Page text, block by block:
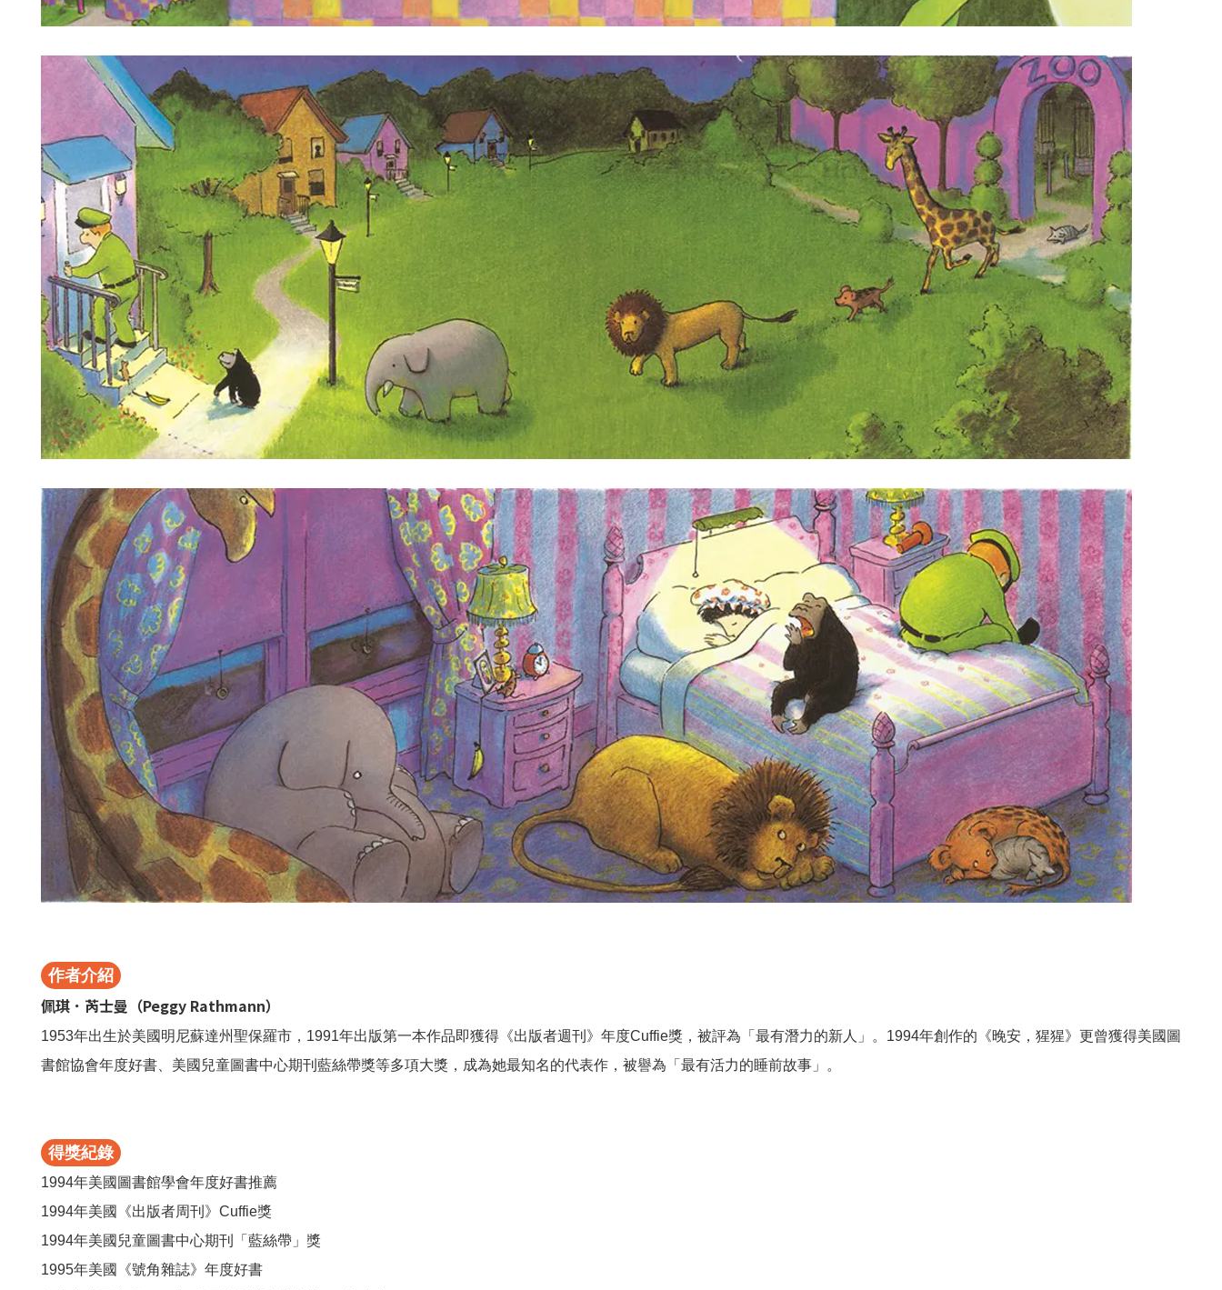
作者介紹
佩琪．芮士曼（Peggy Rathmann）
1953年出生於美國明尼蘇達州聖保羅市，1991年出版第一本作品即獲得《出版者週刊》年度Cuffie獎，被評為「最有潛力的新人」。1994年創作的《晚安，猩猩》更曾獲得美國圖
書館協會年度好書、美國兒童圖書中心期刊藍絲帶獎等多項大獎，成為她最知名的代表作，被譽為「最有活力的睡前故事」。
得獎紀錄
1994年美國圖書館學會年度好書推薦
1994年美國《出版者周刊》Cuffie獎
1994年美國兒童圖書中心期刊「藍絲帶」獎
1995年美國《號角雜誌》年度好書